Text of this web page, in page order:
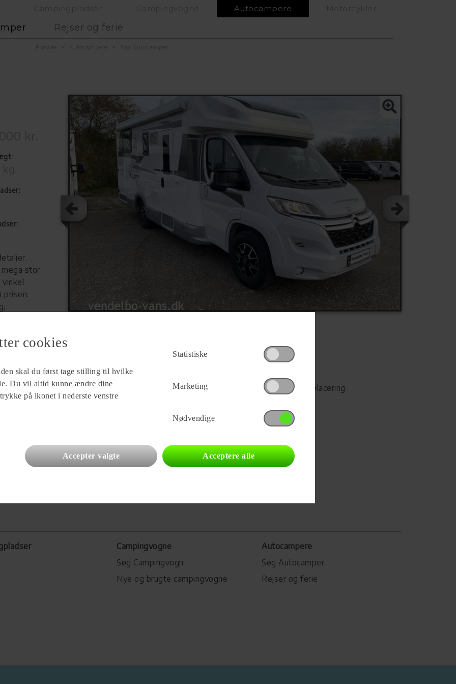
Autocampere
Rejser og ferie
stor
prisen:
læderrat -
som
Vendelbo Vans A/S
Damhusvej 23
9830 Tårs
vogne for forhandleren
Del på Facebook
Campingvognens placering
Campingvogne
Søg Campingvogn
Nye og brugte campingvogne
Autocampere
Søg Autocamper
Rejser og ferie
cookies
skal du først tage stilling til hvilke
Du vil altid kunne ændre dine
på ikonet i nederste venstre
Statistiske
Marketing
Nødvendige
Accepter valgte Acceptere alle